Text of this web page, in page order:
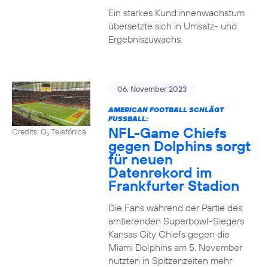
Ein starkes Kund:innenwachstum
übersetzte sich in Umsatz- und
Ergebniszuwachs.
Credits: O2Telefónica
06. November 2023
AMERICAN FOOTBALL SCHLÄGT
FUSSBALL:
NFL-Game Chiefs
gegen Dolphins sorgt
für neuen
Datenrekord im
Frankfurter Stadion
Die Fans während der Partie des
amtierenden Superbowl-Siegers
Kansas City Chiefs gegen die
Miami Dolphins am 5. November
nutzten in Spitzenzeiten mehr